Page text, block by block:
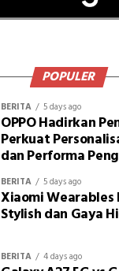
POPULER
BERITA 5 days ago
OPPO Hadirkan
Perkuat
dan Performa
BERITA 5 days ago
Xiaomi
Stylish dan Gaya
BERITA 4 days ago